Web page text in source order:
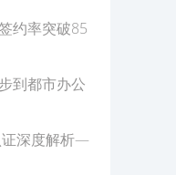
约率突破85
到都市办公
证深度解析—